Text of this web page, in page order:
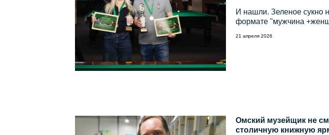
И нашли. Зеленое сукно
формате "мужчина
21 апреля 2026
Омcкий музейщик не
столичную книжную